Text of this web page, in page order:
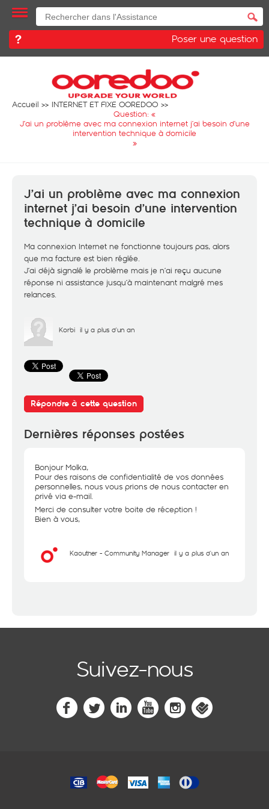
Poser une question
Accueil
INTERNET ET FIXE OOREDOO
Question: «
J’ai un problème avec ma connexion internet j’ai besoin d’une
intervention technique à domicile
»
J’ai un problème avec ma connexion
internet j’ai besoin d’une intervention
technique à domicile
Ma connexion Internet ne fonctionne toujours pas, alors
que ma facture est bien réglée.
J’ai déjà signalé le problème mais je n’ai reçu aucune
réponse ni assistance jusqu’à maintenant malgré mes
relances.
Korbi il y a plus d'un an
Répondre à cette question
Dernières réponses postées
Bonjour Molka,
Pour des raisons de confidentialité de vos données
personnelles, nous vous prions de nous contacter en
privé via e-mail.
Merci de consulter votre boite de réception !
Bien à vous,
Kaouther - Community Manager il y a plus d'un an
Suivez-nous